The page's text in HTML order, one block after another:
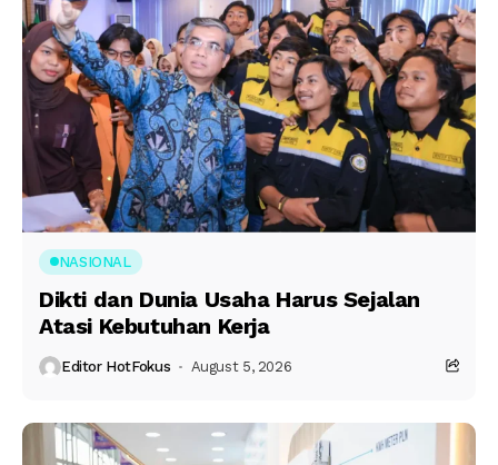
NASIONAL
Dikti dan Dunia Usaha Harus Sejalan
Atasi Kebutuhan Kerja
Editor HotFokus August 5, 2026